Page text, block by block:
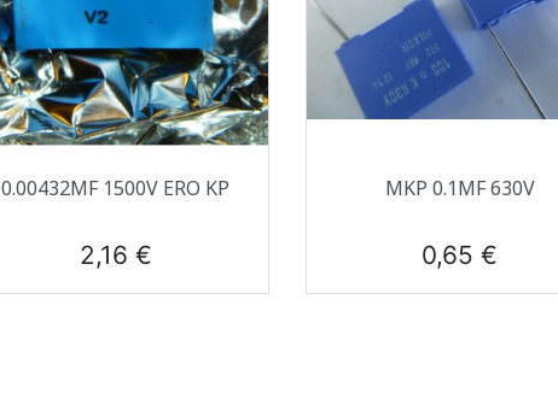
Aperçu rapide
0.00432ΜF 1500V ERO KP
Prix
2,16 €
Aperçu rapide
MKP 0.1ΜF 630V
Prix
0,65 €